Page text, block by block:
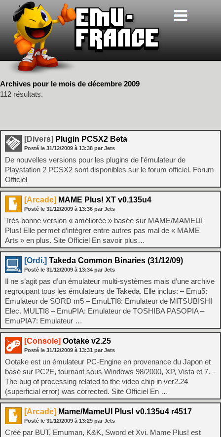
Archives pour le mois de décembre 2009
112 résultats.
[Divers] Plugin PCSX2 Beta
Posté le 31/12/2009 à 13:38 par Jets
De nouvelles versions pour les plugins de l’émulateur de
Playstation 2 PCSX2 sont disponibles sur le forum officiel. Forum
Officiel
[Arcade] MAME Plus! XT v0.135u4
Posté le 31/12/2009 à 13:36 par Jets
Très bonne version « améliorée » basée sur MAME/MAMEUI
Plus! Elle permet d’intégrer entre autres pas mal de « MAME
Arts » en plus. Site Officiel En savoir plus…
[Ordi.] Takeda Common Binaries (31/12/09)
Posté le 31/12/2009 à 13:34 par Jets
Il ne s’agit pas d’un émulateur multi-systèmes mais d’une archive
regroupant tous les émulateurs de Takeda. Elle inclus: – Emu5:
Emulateur de SORD m5 – EmuLTI8: Emulateur de MITSUBISHI
Elec. MULTI8 – EmuPIA: Emulateur de TOSHIBA PASOPIA –
EmuPIA7: Emulateur …
[Console] Ootake v2.25
Posté le 31/12/2009 à 13:31 par Jets
Ootake est un émulateur PC-Engine en provenance du Japon et
basé sur PC2E, tournant sous Windows 98/2000, XP, Vista et 7. –
The bug of processing related to the video chip in ver2.24
(superficial error) was corrected. Site Officiel En …
[Arcade] Mame/MameUI Plus! v0.135u4 r4517
Posté le 31/12/2009 à 13:29 par Jets
Créé par BUT, Emuman, K&K, Sword et Xvi. Mame Plus! est